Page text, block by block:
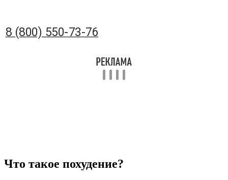
Что такое похудение?